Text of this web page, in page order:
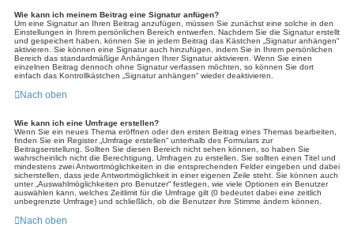
Wie kann ich meinem Beitrag eine Signatur anfügen?
Um eine Signatur an Ihren Beitrag anzufügen, müssen Sie zunächst eine solche in den
Einstellungen in Ihrem persönlichen Bereich entwerfen. Nachdem Sie die Signatur erstellt
und gespeichert haben, können Sie in jedem Beitrag das Kästchen „Signatur anhängen“
aktivieren. Sie können eine Signatur auch hinzufügen, indem Sie in Ihrem persönlichen
Bereich das standardmäßige Anhängen Ihrer Signatur aktivieren. Wenn Sie einen
einzelnen Beitrag dennoch ohne Signatur verfassen möchten, so können Sie dort
einfach das Kontrollkästchen „Signatur anhängen“ wieder deaktivieren.
Nach oben
Wie kann ich eine Umfrage erstellen?
Wenn Sie ein neues Thema eröffnen oder den ersten Beitrag eines Themas bearbeiten,
finden Sie ein Register „Umfrage erstellen“ unterhalb des Formulars zur
Beitragserstellung. Sollten Sie diesen Bereich nicht sehen können, so haben Sie
wahrscheinlich nicht die Berechtigung, Umfragen zu erstellen. Sie sollten einen Titel und
mindestens zwei Antwortmöglichkeiten in die entsprechenden Felder eingeben und dabei
sicherstellen, dass jede Antwortmöglichkeit in einer eigenen Zeile steht. Sie können auch
unter „Auswahlmöglichkeiten pro Benutzer“ festlegen, wie viele Optionen ein Benutzer
auswählen kann, welches Zeitlimit für die Umfrage gilt (0 bedeutet dabei eine zeitlich
unbegrenzte Umfrage) und schließlich, ob die Benutzer ihre Stimme ändern können.
Nach oben